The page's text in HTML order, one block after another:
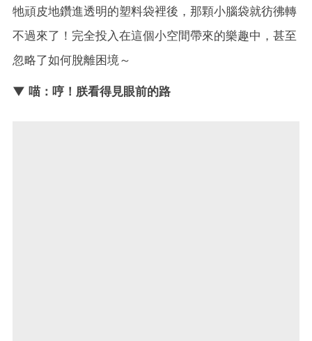
牠頑皮地鑽進透明的塑料袋裡後，那顆小腦袋就彷彿轉
不過來了！完全投入在這個小空間帶來的樂趣中，甚至
忽略了如何脫離困境～
▼ 喵：哼！朕看得見眼前的路